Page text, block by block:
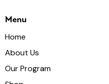
Menu
Home
About Us
Our Program